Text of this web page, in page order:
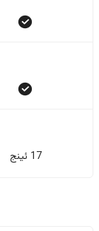
17 ئینج